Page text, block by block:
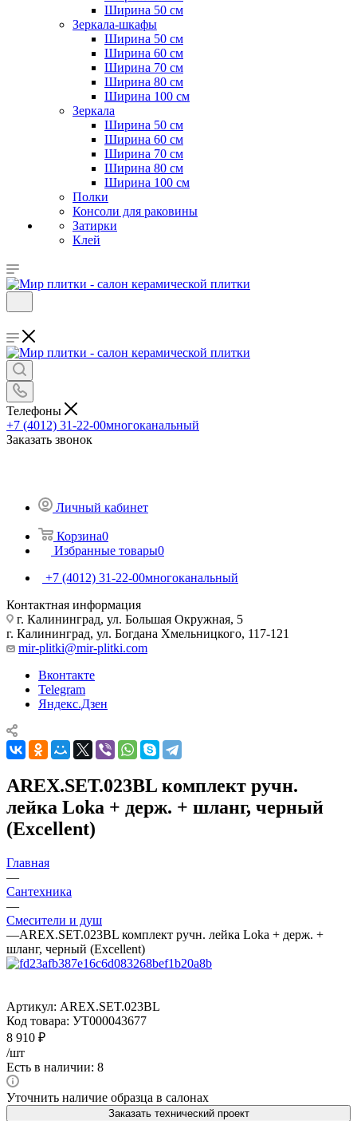
Ширина 50 см
Зеркала-шкафы
Ширина 50 см
Ширина 60 см
Ширина 70 см
Ширина 80 см
Ширина 100 см
Зеркала
Ширина 50 см
Ширина 60 см
Ширина 70 см
Ширина 80 см
Ширина 100 см
Полки
Консоли для раковины
Затирки
Клей
Телефоны
+7 (4012) 31-22-00многоканальный
Заказать звонок
Личный кабинет
Корзина0
Избранные товары0
+7 (4012) 31-22-00многоканальный
Контактная информация
г. Калининград, ул. Большая Окружная, 5
г. Калининград, ул. Богдана Хмельницкого, 117-121
mir-plitki@mir-plitki.com
Вконтакте
Telegram
Яндекс.Дзен
AREX.SET.023BL комплект ручн.
лейка Loka + держ. + шланг, черный
(Excellent)
Главная
—
Сантехника
—
Смесители и душ
—AREX.SET.023BL комплект ручн. лейка Loka + держ. +
шланг, черный (Excellent)
Артикул: AREX.SET.023BL
Код товара: УТ000043677
8 910 ₽
/шт
Есть в наличии: 8
Уточнить наличие образца в салонах
Заказать технический проект